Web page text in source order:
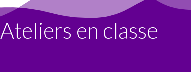
Ateliers en classe